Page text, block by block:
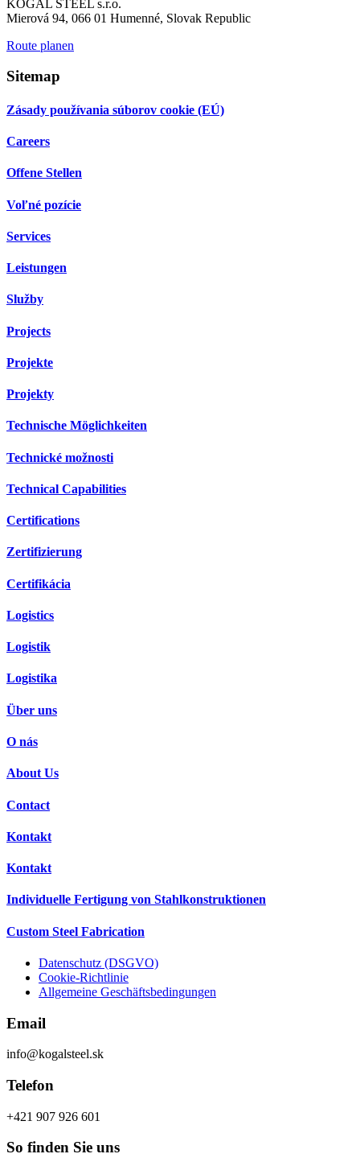
KOGAL STEEL s.r.o.
Mierová 94, 066 01 Humenné, Slovak Republic
Route planen
Sitemap
Zásady používania súborov cookie (EÚ)
Careers
Offene Stellen
Voľné pozície
Services
Leistungen
Služby
Projects
Projekte
Projekty
Technische Möglichkeiten
Technické možnosti
Technical Capabilities
Certifications
Zertifizierung
Certifikácia
Logistics
Logistik
Logistika
Über uns
O nás
About Us
Contact
Kontakt
Kontakt
Individuelle Fertigung von Stahlkonstruktionen
Custom Steel Fabrication
Datenschutz (DSGVO)
Cookie-Richtlinie
Allgemeine Geschäftsbedingungen
Email
info@kogalsteel.sk
Telefon
+421 907 926 601
So finden Sie uns